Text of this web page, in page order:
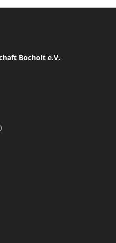
Bocholt e.V.